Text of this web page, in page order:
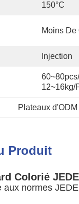
150°C
Moins De
Injection
12~16kg/
Plateaux
Produit
Colorié
aux normes